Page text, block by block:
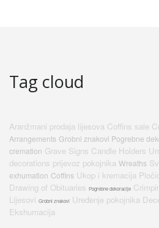
Tag cloud
Aranžmani prodaja lijesova Coffins sale
Arrangements Grobni znakovi Pogrebne
cremation Grave Signs Candle Holders
decorations prijevoz pokojnika Wreaths
exhumation Coffins Ukop i kremacija
Drawing of Obituaries Pogrebne dekoracije
Lijesovi Grobni znakovi Uređenje pokojnika
Ekshumacija